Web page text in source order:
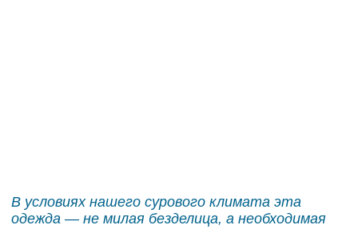
В условиях нашего сурового климата эта
одежда — не милая безделица, а необходимая